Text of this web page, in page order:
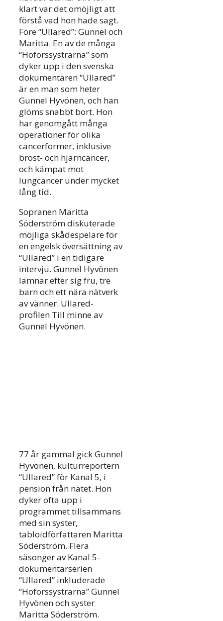
klart var det omöjligt att
förstå vad hon hade sagt.
Före “Ullared”: Gunnel och
Maritta. En av de många
“Hoforssystrarna” som
dyker upp i den svenska
dokumentären “Ullared”
är en man som heter
Gunnel Hyvönen, och han
glöms snabbt bort. Hon
har genomgått många
operationer för olika
cancerformer, inklusive
bröst- och hjärncancer,
och kämpat mot
lungcancer under mycket
lång tid.
Sopranen Maritta
Söderström diskuterade
möjliga skådespelare för
en engelsk översättning av
“Ullared” i en tidigare
intervju. Gunnel Hyvönen
lämnar efter sig fru, tre
barn och ett nära nätverk
av vänner. Ullared-
profilen Till minne av
Gunnel Hyvönen.
77 år gammal gick Gunnel
Hyvönen, kulturreportern
“Ullared” för Kanal 5, i
pension från nätet. Hon
dyker ofta upp i
programmet tillsammans
med sin syster,
tabloidförfattaren Maritta
Söderström. Flera
säsonger av Kanal 5-
dokumentärserien
“Ullared” inkluderade
“Hoforssystrarna” Gunnel
Hyvönen och syster
Maritta Söderström.